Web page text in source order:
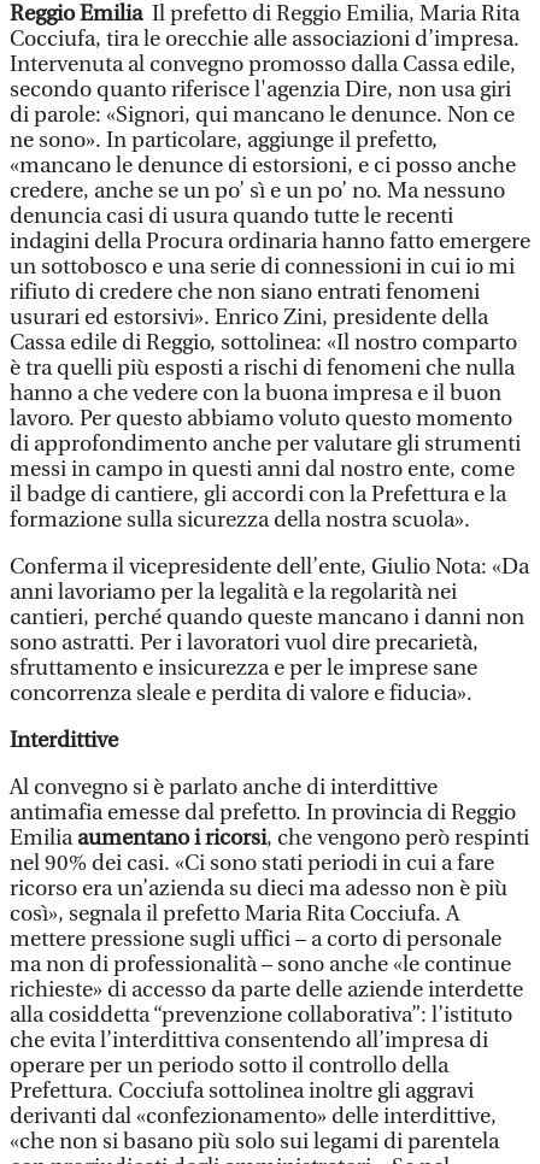
Reggio Emilia Il prefetto di Reggio Emilia, Maria Rita
Cocciufa, tira le orecchie alle associazioni d’impresa.
Intervenuta al convegno promosso dalla Cassa edile,
secondo quanto riferisce l'agenzia Dire, non usa giri
di parole: «Signori, qui mancano le denunce. Non ce
ne sono». In particolare, aggiunge il prefetto,
«mancano le denunce di estorsioni, e ci posso anche
credere, anche se un po’ sì e un po’ no. Ma nessuno
denuncia casi di usura quando tutte le recenti
indagini della Procura ordinaria hanno fatto emergere
un sottobosco e una serie di connessioni in cui io mi
rifiuto di credere che non siano entrati fenomeni
usurari ed estorsivi». Enrico Zini, presidente della
Cassa edile di Reggio, sottolinea: «Il nostro comparto
è tra quelli più esposti a rischi di fenomeni che nulla
hanno a che vedere con la buona impresa e il buon
lavoro. Per questo abbiamo voluto questo momento
di approfondimento anche per valutare gli strumenti
messi in campo in questi anni dal nostro ente, come
il badge di cantiere, gli accordi con la Prefettura e la
formazione sulla sicurezza della nostra scuola».
Conferma il vicepresidente dell’ente, Giulio Nota: «Da
anni lavoriamo per la legalità e la regolarità nei
cantieri, perché quando queste mancano i danni non
sono astratti. Per i lavoratori vuol dire precarietà,
sfruttamento e insicurezza e per le imprese sane
concorrenza sleale e perdita di valore e fiducia».
Interdittive
Al convegno si è parlato anche di interdittive
antimafia emesse dal prefetto. In provincia di Reggio
Emiliaaumentano i ricorsi, che vengono però respinti
nel 90% dei casi. «Ci sono stati periodi in cui a fare
ricorso era un’azienda su dieci ma adesso non è più
così», segnala il prefetto Maria Rita Cocciufa. A
mettere pressione sugli uffici – a corto di personale
ma non di professionalità – sono anche «le continue
richieste» di accesso da parte delle aziende interdette
alla cosiddetta “prevenzione collaborativa”: l’istituto
che evita l’interdittiva consentendo all’impresa di
operare per un periodo sotto il controllo della
Prefettura. Cocciufa sottolinea inoltre gli aggravi
derivanti dal «confezionamento» delle interdittive,
«che non si basano più solo sui legami di parentela